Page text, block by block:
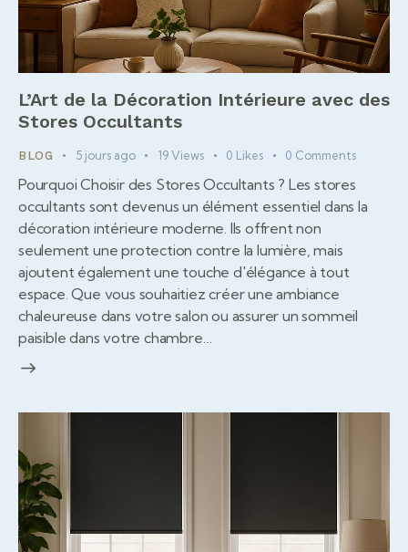
L’Art de la Décoration Intérieure avec des
Stores Occultants
BLOG 5 jours ago 19 Views 0 Likes 0 Comments
Pourquoi Choisir des Stores Occultants ? Les stores
occultants sont devenus un élément essentiel dans la
décoration intérieure moderne. Ils offrent non
seulement une protection contre la lumière, mais
ajoutent également une touche d'élégance à tout
espace. Que vous souhaitiez créer une ambiance
chaleureuse dans votre salon ou assurer un sommeil
paisible dans votre chambre…